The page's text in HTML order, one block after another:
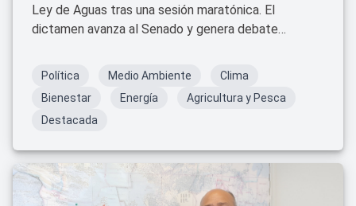
Ley de Aguas tras una sesión maratónica. El
dictamen avanza al Senado y genera debate
Política Medio Ambiente
Clima
Bienestar
Energía
Agricultura y Pesca
Destacada